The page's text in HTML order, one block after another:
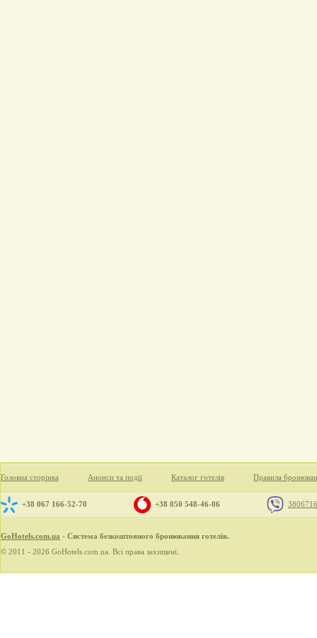
Головна сторінка Анонси та події Каталог готелів Правила
+38 067 166-52-70 +38 050 548-46-06
GoHotels.com.ua - Система безкоштовного бронювання готелів.
© 2011 - 2026 GoHotels.com.ua. Всі права захищені.